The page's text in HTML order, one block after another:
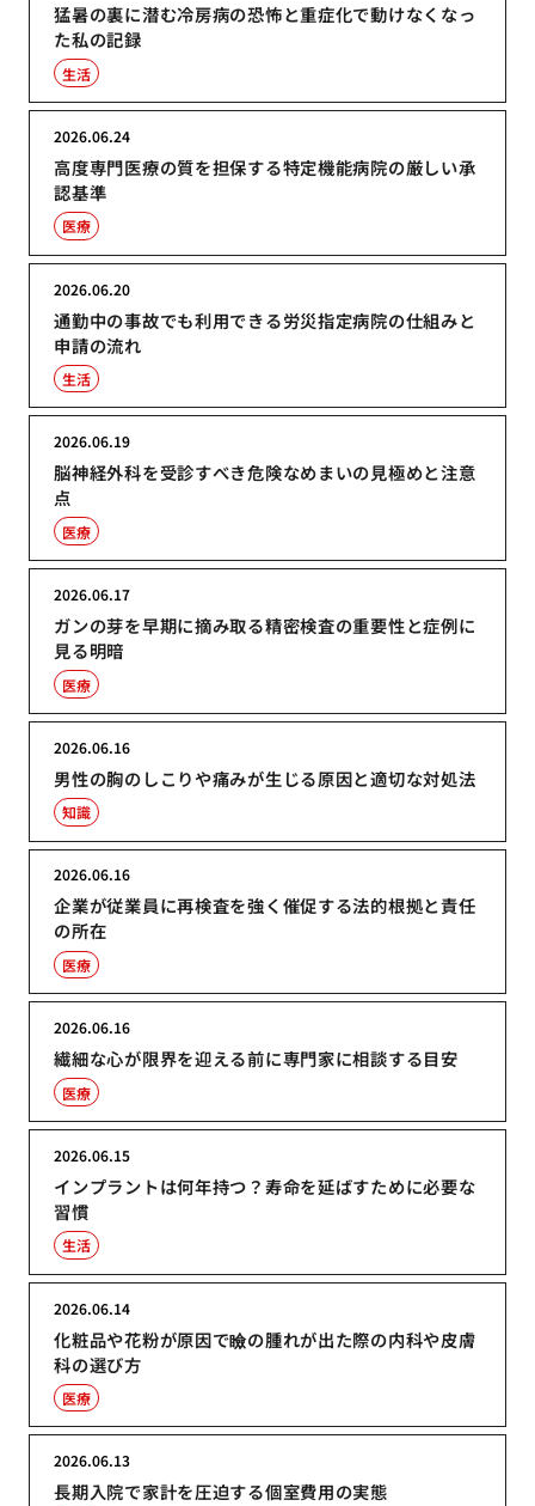
猛暑の裏に潜む冷房病の恐怖と重症化で動けなくなっ
た私の記録
生活
高度専門医療の質を担保する特定機能病院の厳しい承
認基準
2026.06.24
医療
通勤中の事故でも利用できる労災指定病院の仕組みと
申請の流れ
2026.06.20
生活
脳神経外科を受診すべき危険なめまいの見極めと注意
点
2026.06.19
医療
ガンの芽を早期に摘み取る精密検査の重要性と症例に
見る明暗
2026.06.17
医療
男性の胸のしこりや痛みが生じる原因と適切な対処法
2026.06.16
知識
企業が従業員に再検査を強く催促する法的根拠と責任
の所在
2026.06.16
医療
繊細な心が限界を迎える前に専門家に相談する目安
2026.06.16
医療
インプラントは何年持つ？寿命を延ばすために必要な
習慣
2026.06.15
生活
化粧品や花粉が原因で瞼の腫れが出た際の内科や皮膚
科の選び方
2026.06.14
医療
長期入院で家計を圧迫する個室費用の実態
2026.06.13